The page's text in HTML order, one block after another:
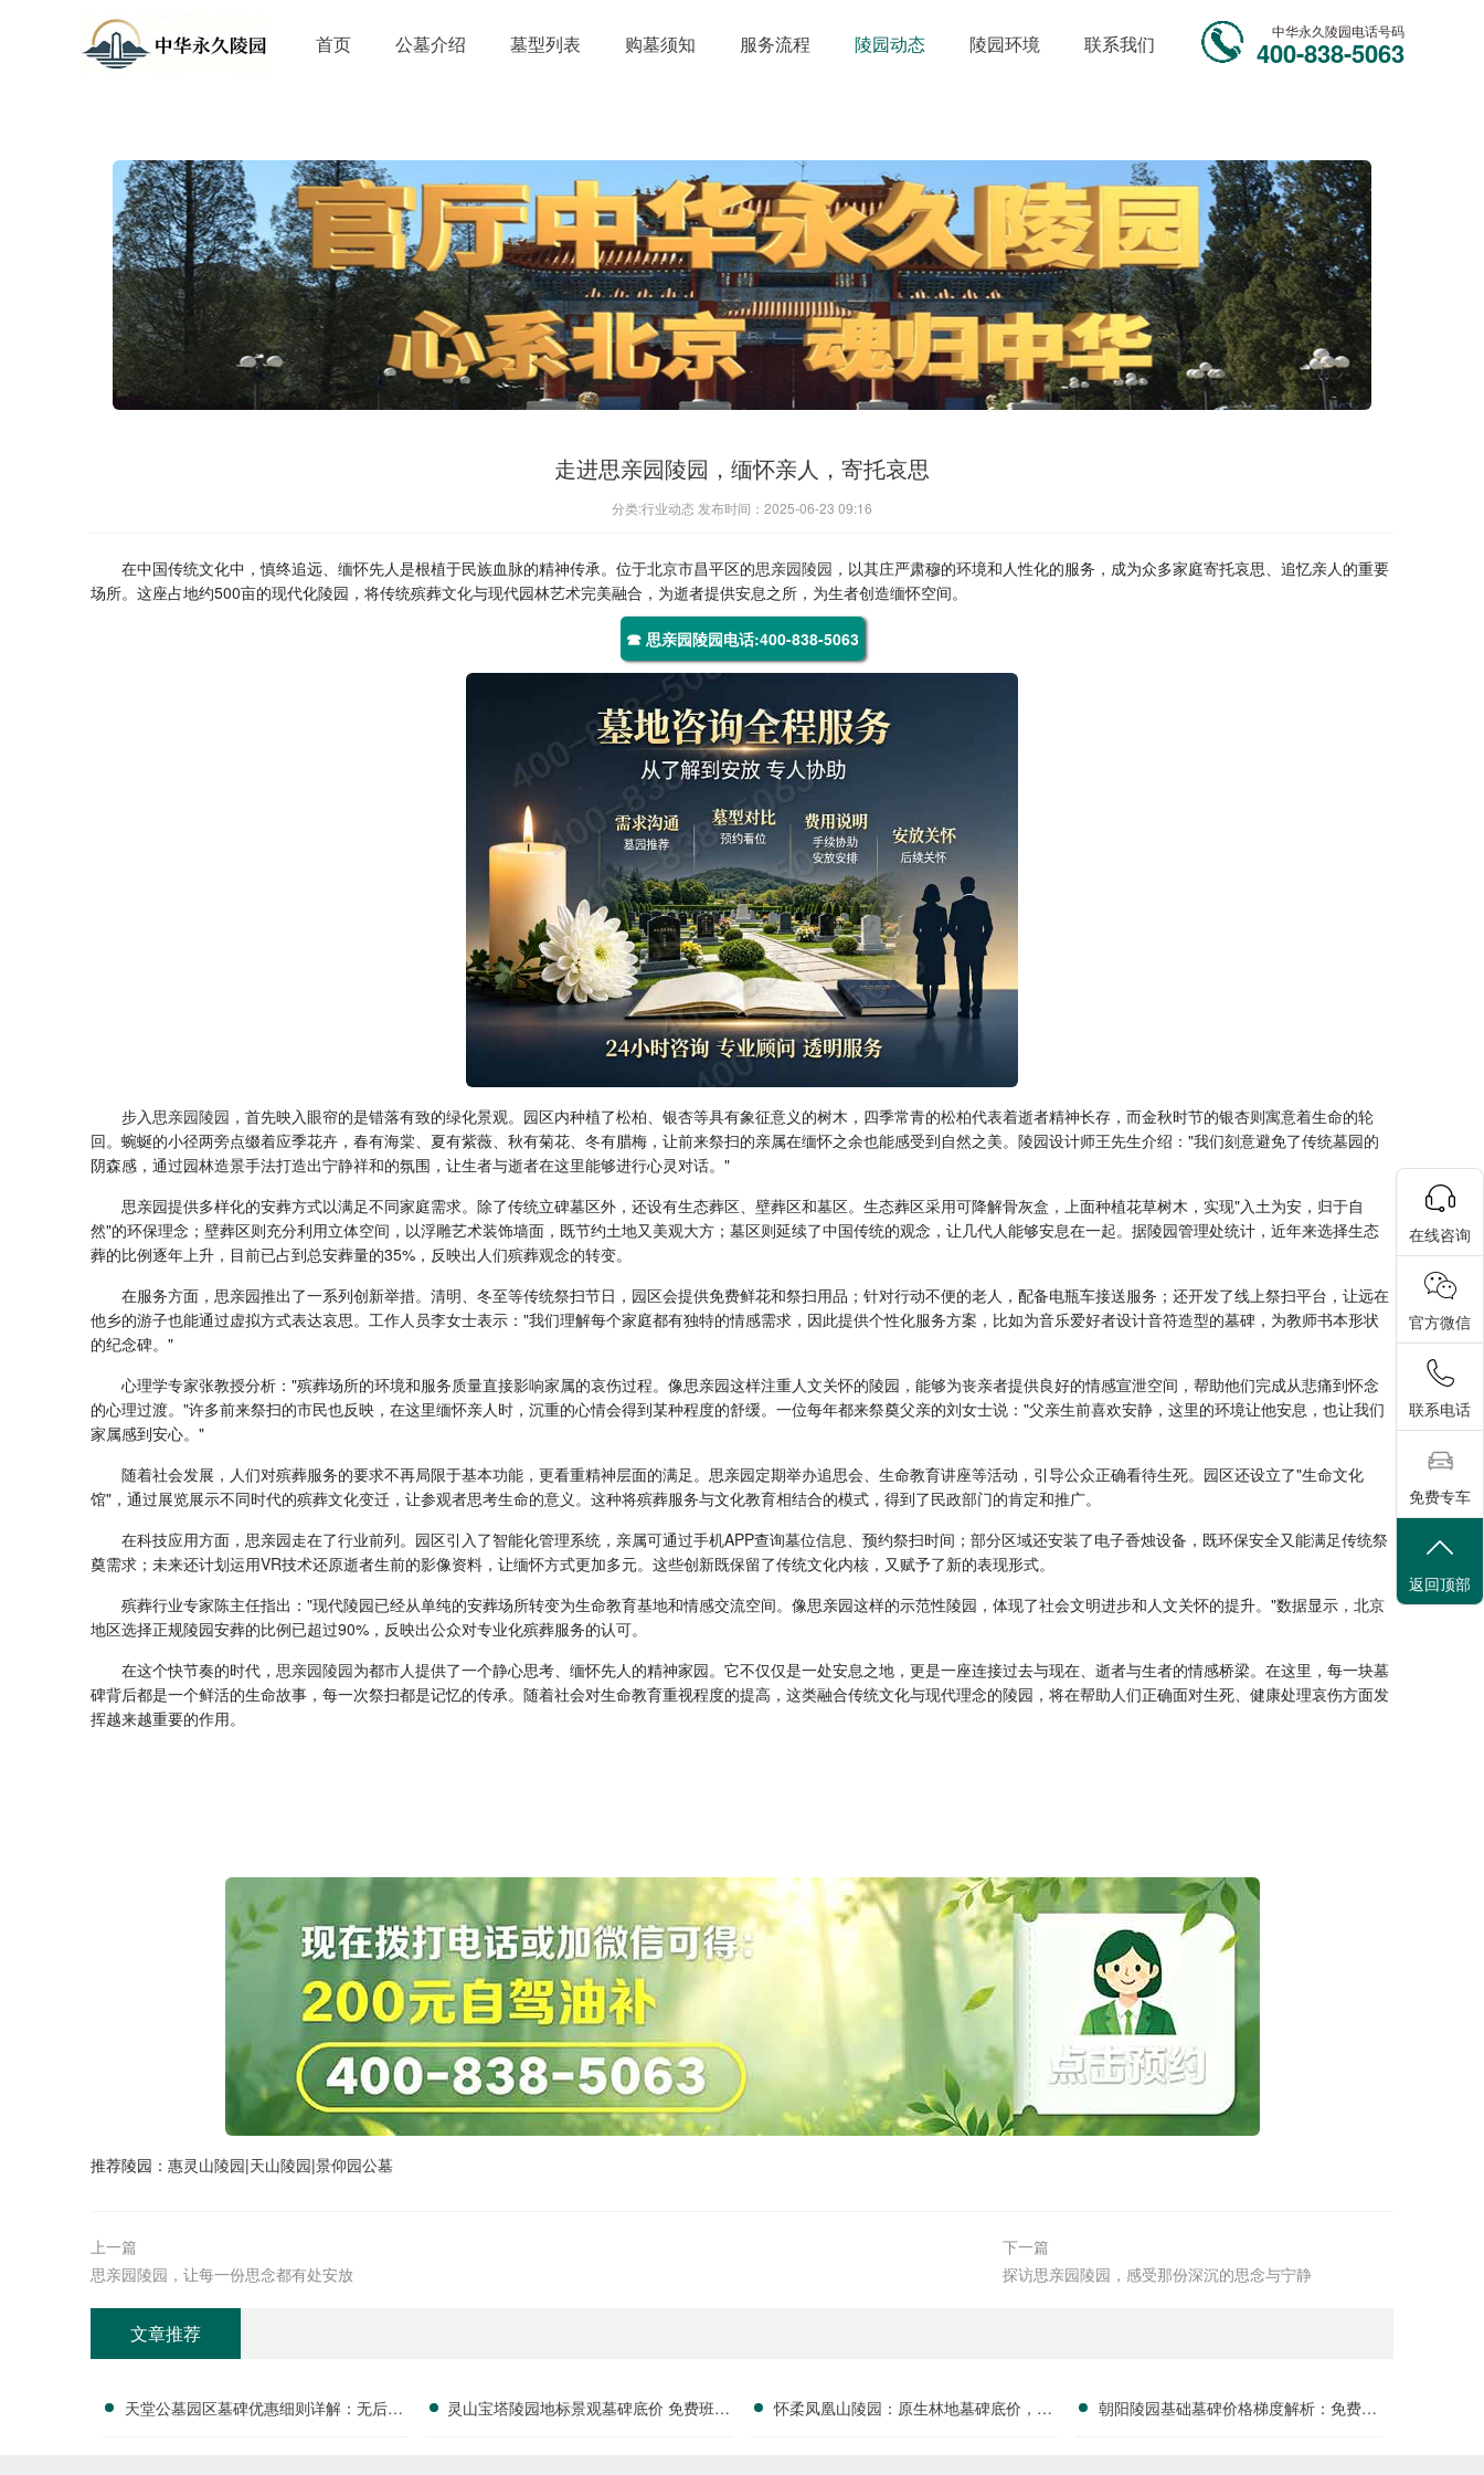
首页 公墓介绍 墓型列表 购墓须知 服务流程 陵园动态 陵园环境 联系我们
中华永久陵园电话号码
400-838-5063
走进思亲园陵园，缅怀亲人，寄托哀思
分类:行业动态 发布时间：2025-06-23 09:16
在中国传统文化中，慎终追远、缅怀先人是根植于民族血脉的精神传承。位于北京市昌平区的思亲园陵园 ，以其庄严肃穆的环境和人性化的服务，成为众多家庭寄托哀思、追忆亲人的重要
场所。这座占地约500亩的现代化陵园，将传统殡葬文化与现代园林艺术完美融合，为逝者提供安息之所，为生者创造缅怀空间。
☎ 思亲园陵园电话:400-838-5063
步入 思亲园陵园 ，首先映入眼帘的是错落有致的绿化景观。园区内种植了松柏、银杏等具有象征意义的树木，四季常青的松柏代表着逝者精神长存，而金秋时节的银杏则寓意着生命的轮
回。蜿蜒的小径两旁点缀着应季花卉，春有海棠、夏有紫薇、秋有菊花、冬有腊梅，让前来祭扫的亲属在缅怀之余也能感受到自然之美。陵园设计师王先生介绍："我们刻意避免了传统墓园的
阴森感，通过园林造景手法打造出宁静祥和的氛围，让生者与逝者在这里能够进行心灵对话。"
思亲园提供多样化的安葬方式以满足不同家庭需求。除了传统立碑墓区外，还设有生态葬区、壁葬区和墓区。生态葬区采用可降解骨灰盒，上面种植花草树木，实现"入土为安，归于自
然"的环保理念；壁葬区则充分利用立体空间，以浮雕艺术装饰墙面，既节约土地又美观大方；墓区则延续了中国传统的观念，让几代人能够安息在一起。据陵园管理处统计，近年来选择生态
葬的比例逐年上升，目前已占到总安葬量的35%，反映出人们殡葬观念的转变。
在服务方面，思亲园推出了一系列创新举措。清明、冬至等传统祭扫节日，园区会提供免费鲜花和祭扫用品；针对行动不便的老人，配备电瓶车接送服务；还开发了线上祭扫平台，让远在
他乡的游子也能通过虚拟方式表达哀思。工作人员李女士表示："我们理解每个家庭都有独特的情感需求，因此提供个性化服务方案，比如为音乐爱好者设计音符造型的墓碑，为教师书本形状
的纪念碑。"
心理学专家张教授分析："殡葬场所的环境和服务质量直接影响家属的哀伤过程。像思亲园这样注重人文关怀的陵园，能够为丧亲者提供良好的情感宣泄空间，帮助他们完成从悲痛到怀念
的心理过渡。"许多前来祭扫的市民也反映，在这里缅怀亲人时，沉重的心情会得到某种程度的舒缓。一位每年都来祭奠父亲的刘女士说："父亲生前喜欢安静，这里的环境让他安息，也让我们
家属感到安心。"
随着社会发展，人们对殡葬服务的要求不再局限于基本功能，更看重精神层面的满足。思亲园定期举办追思会、生命教育讲座等活动，引导公众正确看待生死。园区还设立了"生命文化
馆"，通过展览展示不同时代的殡葬文化变迁，让参观者思考生命的意义。这种将殡葬服务与文化教育相结合的模式，得到了民政部门的肯定和推广。
在科技应用方面，思亲园走在了行业前列。园区引入了智能化管理系统，亲属可通过手机APP查询墓位信息、预约祭扫时间；部分区域还安装了电子香烛设备，既环保安全又能满足传统祭
奠需求；未来还计划运用VR技术还原逝者生前的影像资料，让缅怀方式更加多元。这些创新既保留了传统文化内核，又赋予了新的表现形式。
殡葬行业专家陈主任指出："现代陵园已经从单纯的安葬场所转变为生命教育基地和情感交流空间。像思亲园这样的示范性陵园，体现了社会文明进步和人文关怀的提升。"数据显示，北京
地区选择正规陵园安葬的比例已超过90%，反映出公众对专业化殡葬服务的认可。
在这个快节奏的时代， 思亲园陵园为都市人提供了一个静心思考、缅怀先人的精神家园。它不仅仅是一处安息之地，更是一座连接过去与现在、逝者与生者的情感桥梁。在这里，每一块墓
碑背后都是一个鲜活的生命故事，每一次祭扫都是记忆的传承。随着社会对生命教育重视程度的提高，这类融合传统文化与现代理念的陵园，将在帮助人们正确面对生死、健康处理哀伤方面发
挥越来越重要的作用。
推荐陵园： 惠灵山陵园|天山陵园|景仰园公墓
上一篇
思亲园陵园，让每一份思念都有处安放
下一篇
探访思亲园陵园，感受那份深沉的思念与宁静
文章推荐
天堂公墓园区墓碑优惠细则详解：无后期
灵山宝塔陵园地标景观墓碑底价 免费班车
怀柔凤凰山陵园：原生林地墓碑底价，静
朝阳陵园基础墓碑价格梯度解析：免费休
在线咨询
官方微信
联系电话
免费专车
返回顶部